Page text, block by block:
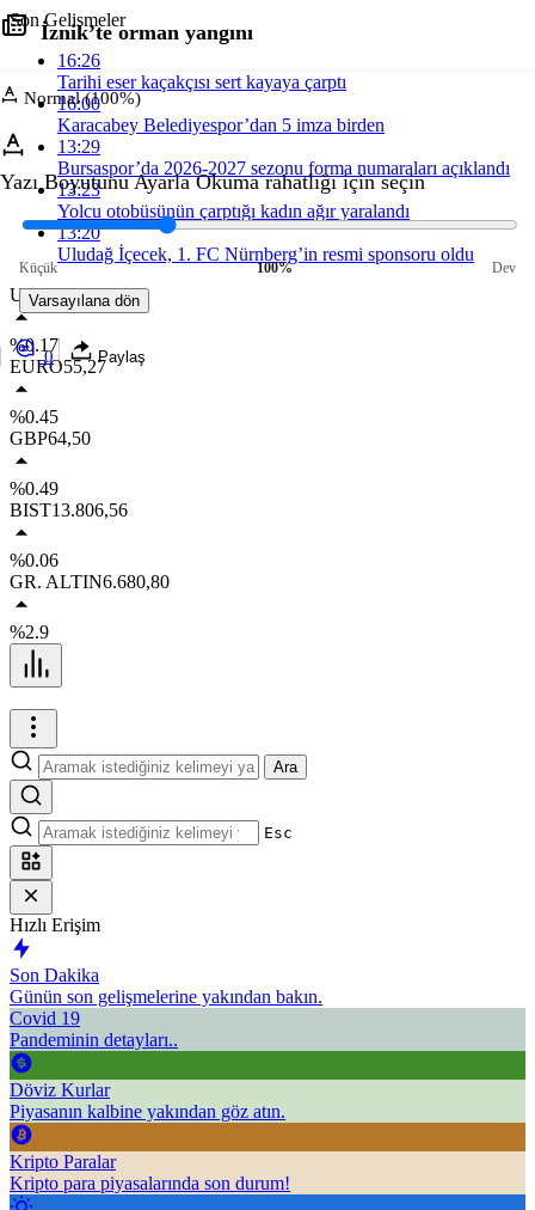
Son Gelişmeler
16:26
Tarihi eser kaçakçısı sert kayaya çarptı
16:00
Karacabey Belediyespor’dan 5 imza birden
13:29
Bursaspor’da 2026-2027 sezonu forma numaraları açıklandı
13:23
Yolcu otobüsünün çarptığı kadın ağır yaralandı
13:20
Uludağ İçecek, 1. FC Nürnberg’in resmi sponsoru oldu
USD47,71
%0.17
EURO55,27
%0.45
GBP64,50
%0.49
BIST13.806,56
%0.06
GR. ALTIN6.680,80
%2.9
Ara
Esc
Hızlı Erişim
Son Dakika
Günün son gelişmelerine yakından bakın.
Covid 19
Pandeminin detayları..
Döviz Kurlar
Piyasanın kalbine yakından göz atın.
Kripto Paralar
Kripto para piyasalarında son durum!
İznik’te orman yangını
Normal (100%)
Yazı Boyutunu Ayarla Okuma rahatlığı için seçin
Küçük 100% Dev
Varsayılana dön
0 Paylaş